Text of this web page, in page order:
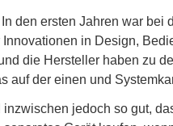
den ersten Jahren war bei
in Design,
die Hersteller haben zu
auf der einen und
jedoch so gut,